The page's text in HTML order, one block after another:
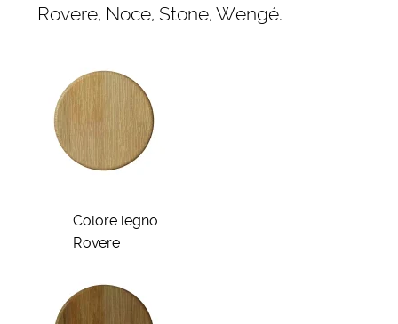
Rovere, Noce, Stone, Wengé.
Colore legno
Rovere